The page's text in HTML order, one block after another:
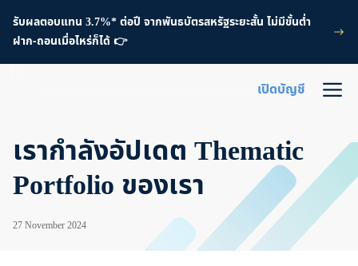
รับผลตอบแทน 3.7%* ต่อปี จากพันธบัตรสหรัฐระยะสั้น ไม่มีขั้นต่ำ
ฝาก-ถอนเมื่อไหร่ก็ได้ 👉
เปิดบัญชี
เรากำลังอัปเดต Thematic
Portfolio ของเรา
27 November 2024